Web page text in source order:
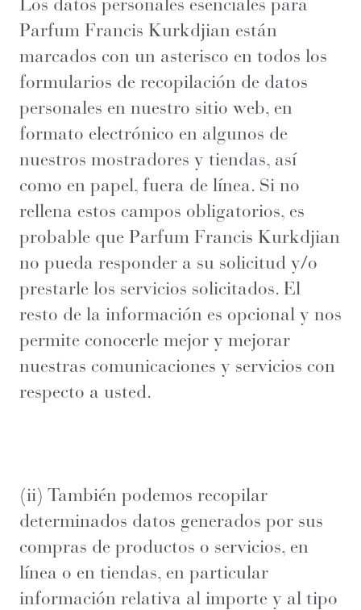
Parfum Francis Kurkdjian están
marcados con un asterisco en todos los
formularios de recopilación de datos
personales en nuestro sitio web, en
formato electrónico en algunos de
nuestros mostradores y tiendas, así
como en papel, fuera de línea. Si no
rellena estos campos obligatorios, es
probable que Parfum Francis Kurkdjian
no pueda responder a su solicitud y/o
prestarle los servicios solicitados. El
resto de la información es opcional y nos
permite conocerle mejor y mejorar
nuestras comunicaciones y servicios con
respecto a usted.
(ii) También podemos recopilar
determinados datos generados por sus
compras de productos o servicios, en
línea o en tiendas, en particular
información relativa al importe y al tipo